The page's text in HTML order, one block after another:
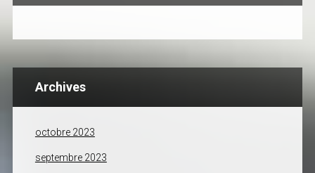
Archives
octobre 2023
septembre 2023